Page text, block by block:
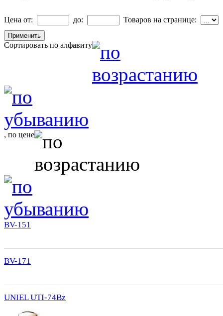
Цена от: до: Товаров на странице:
Сортировать по алфавиту
, по цене
BV-151
BV-171
UNIEL UTI-74Bz